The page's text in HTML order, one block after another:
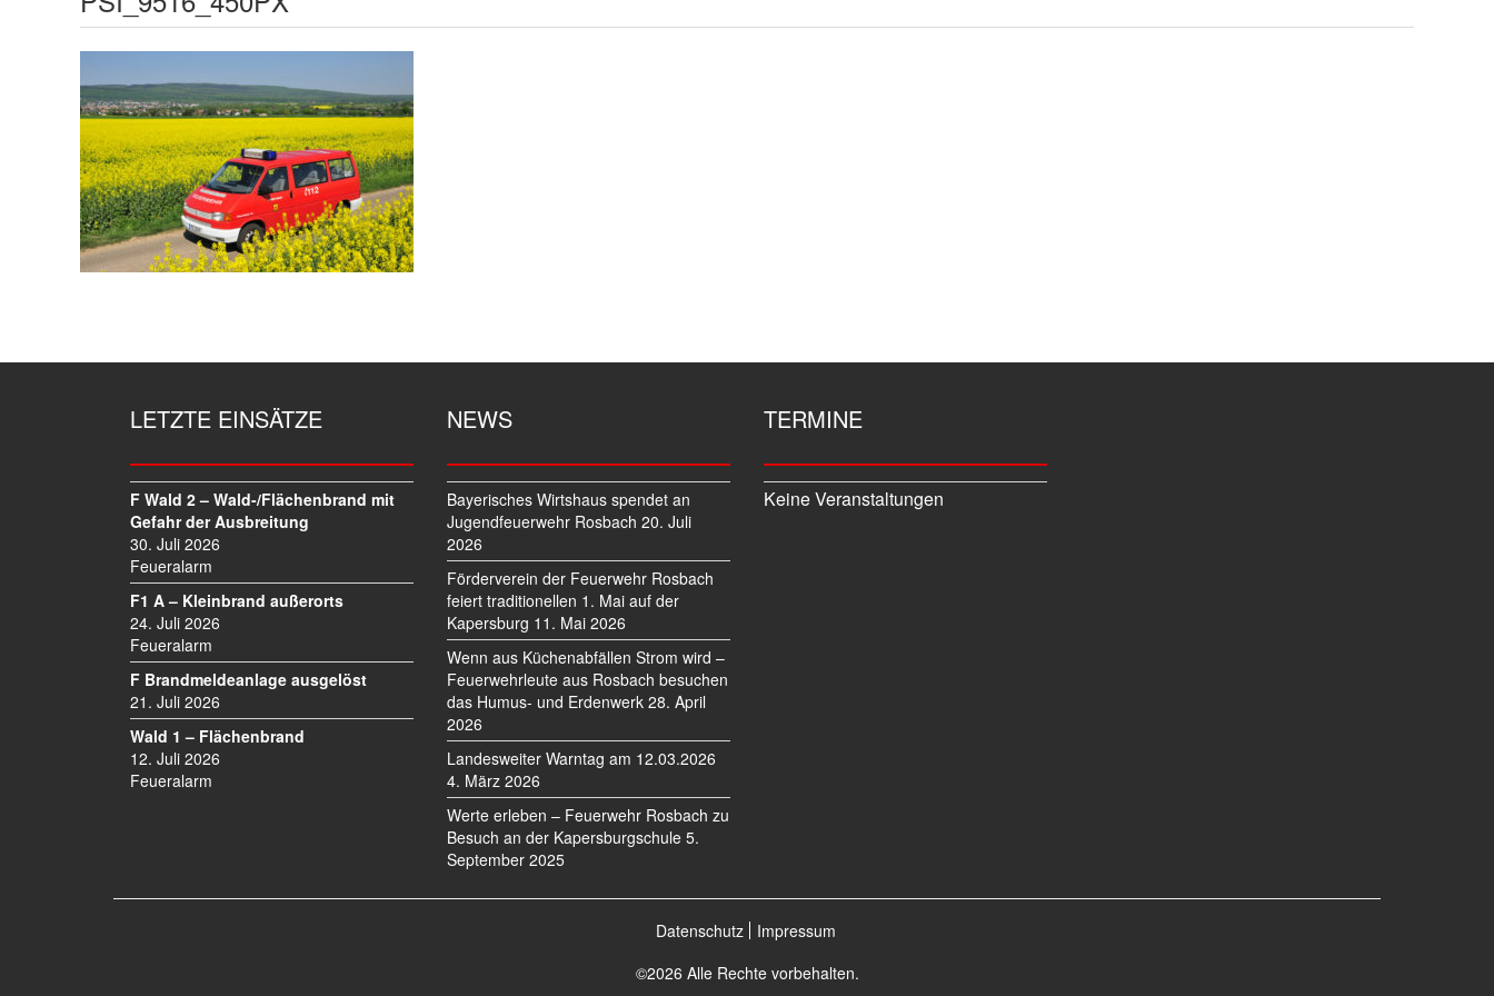
LETZTE EINSÄTZE
F Wald 2 – Wald-/Flächenbrand mit
Gefahr der Ausbreitung
30. Juli 2026
Feueralarm
F1 A – Kleinbrand außerorts
24. Juli 2026
Feueralarm
F Brandmeldeanlage ausgelöst
21. Juli 2026
Wald 1 – Flächenbrand
12. Juli 2026
Feueralarm
NEWS
Bayerisches Wirtshaus spendet an
Jugendfeuerwehr Rosbach 20. Juli
2026
Förderverein der Feuerwehr Rosbach
feiert traditionellen 1. Mai auf der
Kapersburg 11. Mai 2026
Wenn aus Küchenabfällen Strom wird –
Feuerwehrleute aus Rosbach besuchen
das Humus- und Erdenwerk 28. April
2026
Landesweiter Warntag am 12.03.2026
4. März 2026
Werte erleben – Feuerwehr Rosbach zu
Besuch an der Kapersburgschule 5.
September 2025
TERMINE
Keine Veranstaltungen
Datenschutz
Impressum
©2026 Alle Rechte vorbehalten.